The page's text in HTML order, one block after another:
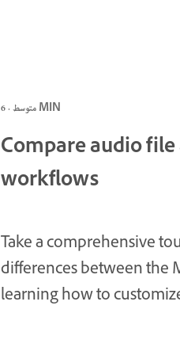
متوسط · 6 MIN
Compare audio
workflows
Take a comprehensive
differences between the
learning how to